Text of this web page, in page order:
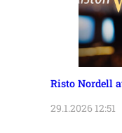
Risto Nordell
29.1.2026 12:51